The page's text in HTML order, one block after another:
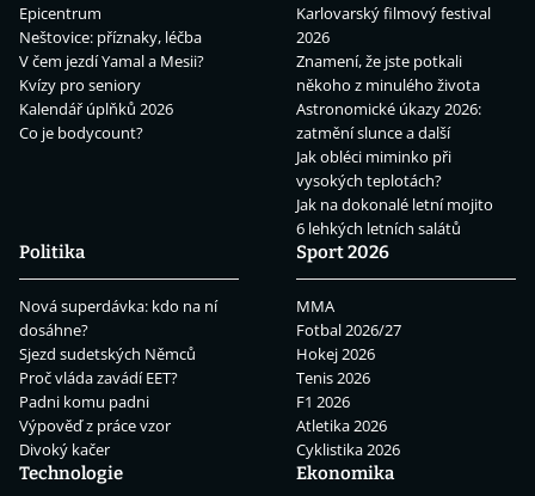
Epicentrum
Neštovice: příznaky, léčba
V čem jezdí Yamal a Mesii?
Kvízy pro seniory
Kalendář úplňků 2026
Co je bodycount?
Karlovarský filmový festival
2026
Znamení, že jste potkali
někoho z minulého života
Astronomické úkazy 2026:
zatmění slunce a další
Jak obléci miminko při
vysokých teplotách?
Jak na dokonalé letní mojito
6 lehkých letních salátů
Politika
Nová superdávka: kdo na ní
dosáhne?
Sjezd sudetských Němců
Proč vláda zavádí EET?
Padni komu padni
Výpověď z práce vzor
Divoký kačer
Sport 2026
MMA
Fotbal 2026/27
Hokej 2026
Tenis 2026
F1 2026
Atletika 2026
Cyklistika 2026
Technologie
Ekonomika